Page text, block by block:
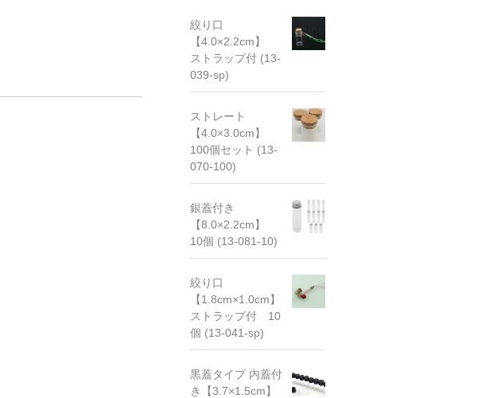
絞り口
【4.0×2.2cm】
ストラップ付 (13-
039-sp)
ストレート
【4.0×3.0cm】
100個セット (13-
070-100)
銀蓋付き
【8.0×2.2cm】
10個 (13-081-10)
絞り口
【1.8cm×1.0cm】
ストラップ付 10
個 (13-041-sp)
黒蓋タイプ 内蓋付
き【3.7×1.5cm】